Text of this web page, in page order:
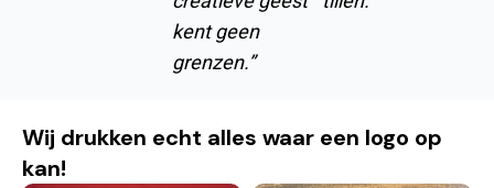
kent geen
grenzen.”
Wij drukken echt alles waar een logo op
kan!